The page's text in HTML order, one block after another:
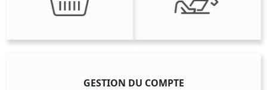
GESTION DU COMPTE